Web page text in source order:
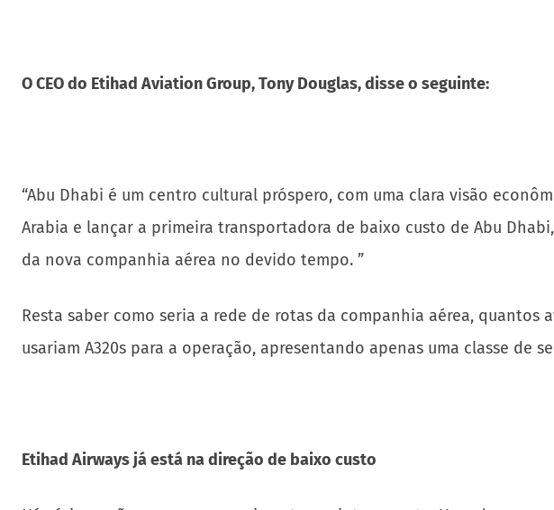
O CEO do Etihad Aviation Group, Tony Douglas, disse o seguinte:
“Abu Dhabi é um centro cultural próspero, com uma clara visão
Arabia e lançar a primeira transportadora de baixo custo de Abu
da nova companhia aérea no devido tempo. ”
Resta saber como seria a rede de rotas da companhia aérea,
usariam A320s para a operação, apresentando apenas uma classe de
Etihad Airways já está na direção de baixo custo